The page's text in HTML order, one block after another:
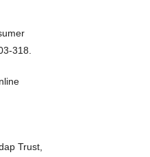
318.
Trust,